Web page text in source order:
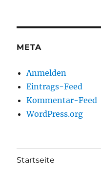
META
Anmelden
Eintrags-Feed
Kommentar-Feed
WordPress.org
Startseite